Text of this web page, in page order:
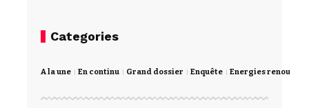
Categories
A la une En continu Grand dossier Enquête Energies